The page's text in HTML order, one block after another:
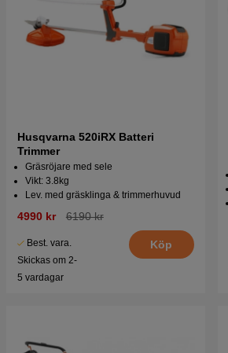
Husqvarna 520iRX Batteri
Trimmer
Gräsröjare med sele
Vikt: 3.8kg
Lev. med gräsklinga & trimmerhuvud
4990 kr 6190 kr
Best. vara.
Skickas om 2-
5 vardagar
Köp